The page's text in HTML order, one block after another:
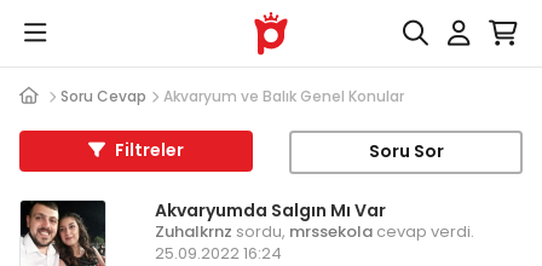
Soru Cevap Akvaryum ve Balık Genel Konular
Filtreler Soru Sor
Akvaryumda Salgın Mı Var
Zuhalkrnz sordu, mrssekolacevap verdi.
25.09.2022 16:24